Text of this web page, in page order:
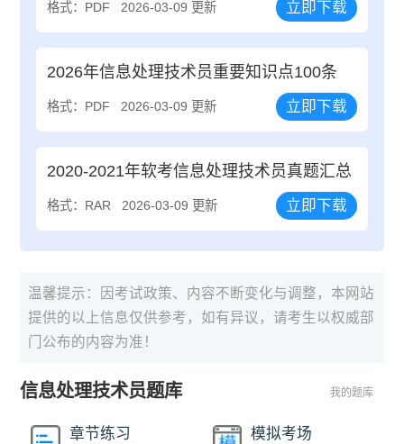
格式：PDF 2026-03-09 更新 立即下载
2026年信息处理技术员重要知识点100条
格式：PDF 2026-03-09 更新 立即下载
2020-2021年软考信息处理技术员真题汇总
格式：RAR 2026-03-09 更新 立即下载
温馨提示：因考试政策、内容不断变化与调整，本网站
提供的以上信息仅供参考，如有异议，请考生以权威部
门公布的内容为准！
信息处理技术员题库 我的题库
章节练习 模拟考场